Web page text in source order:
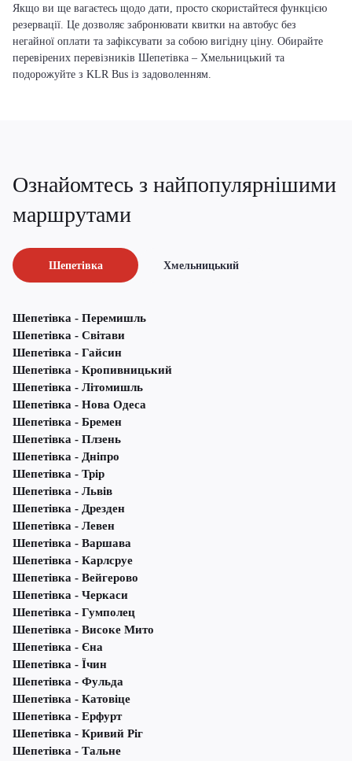
Якщо ви ще вагаєтесь щодо дати, просто скористайтеся функцією
резервації. Це дозволяє забронювати квитки на автобус без
негайної оплати та зафіксувати за собою вигідну ціну. Обирайте
перевірених перевізників Шепетівка – Хмельницький та
подорожуйте з KLR Bus із задоволенням.
Ознайомтесь з найпопулярнішими
маршрутами
Шепетівка Хмельницький
Шепетівка - Перемишль
Шепетівка - Світави
Шепетівка - Гайсин
Шепетівка - Кропивницький
Шепетівка - Літомишль
Шепетівка - Нова Одеса
Шепетівка - Бремен
Шепетівка - Плзень
Шепетівка - Дніпро
Шепетівка - Трір
Шепетівка - Львів
Шепетівка - Дрезден
Шепетівка - Левен
Шепетівка - Варшава
Шепетівка - Карлсруе
Шепетівка - Вейгерово
Шепетівка - Черкаси
Шепетівка - Гумполец
Шепетівка - Високе Мито
Шепетівка - Єна
Шепетівка - Їчин
Шепетівка - Фульда
Шепетівка - Катовіце
Шепетівка - Ерфурт
Шепетівка - Кривий Ріг
Шепетівка - Тальне